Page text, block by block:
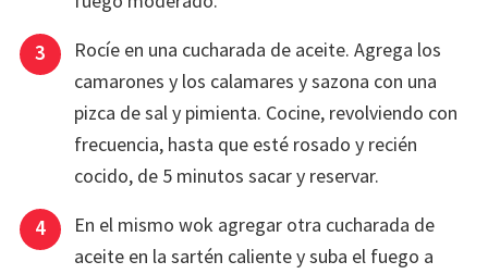
Rocíe en una cucharada de aceite. Agrega los
camarones y los calamares y sazona con una
pizca de sal y pimienta. Cocine, revolviendo con
frecuencia, hasta que esté rosado y recién
cocido, de 5 minutos sacar y reservar.
En el mismo wok agregar otra cucharada de
aceite en la sartén caliente y suba el fuego a